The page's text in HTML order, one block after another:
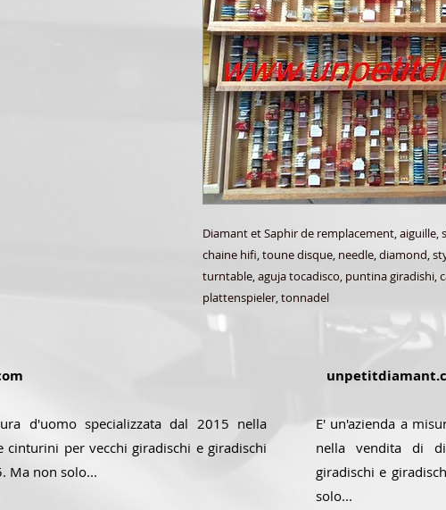
Diamant et Saphir de remplacement,aiguille,
chaine hifi, toune disque, needle, diamond,
turntable, aguja tocadisco, puntina giradishi,
plattenspieler, tonnadel
d'uomo specializzata dal 2015 nella
cinturini per vecchi giradischi e giradischi
Ma non solo...
E' un'azienda a
nella vendita di
giradischi e
solo...